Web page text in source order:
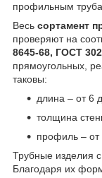
профильным
Весь сортамент
проверяют на
8645-68, ГОСТ
прямоугольных,
таковы:
длина – от 6
толщина
профиль –
Трубные изделия
Благодаря их